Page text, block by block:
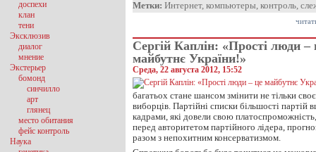
Метки: Интернет, компьютеры, контроль,
Сергій Каплін: «Прості люди –
майбутнє України!»
Среда, 22 августа 2012, 15:52
багатьох стане шансом змінити не тільки
виборців. Партійні списки більшості партій
кадрами, які довели свою платоспроможність,
перед авторитетом партійного лідера,
разом з непохитним консерватизмом.
доспехи
клан
тени
Эксклюзив
диалог
мнение
Экстерьер
бомонд
синчилло
арт
глянец
место обитания
фейс контроль
Наука